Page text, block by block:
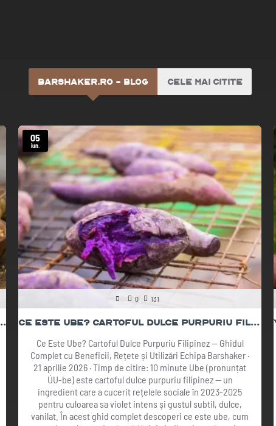
BARSHAKER.RO - BLOG CELE MAI CITITE
Ghid Complet 2026 | The Botanist
05
iun.
0 131
Ce Este Ube? Cartoful Dulce Purpuriu Filipinez — Ghid Complet + Rețete
Ce Este Ube? Cartoful Dulce Purpuriu Filipinez — Ghidul
Complet cu Beneficii, Rețete și Utilizări Echipa Barshaker ·
21 aprilie 2026 · Timp de citire: 10 minute Ube (pronunțat
ÚU-be) este cartoful dulce purpuriu filipinez — un
ingredient care a cucerit rețelele sociale în 2023-2025
pentru culoarea sa violet intens și gustul subtil, dulce,
vanilat. În acest ghid complet descoperi ce este ube, cum